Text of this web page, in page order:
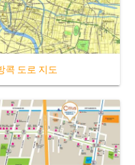
콕 도로 지도